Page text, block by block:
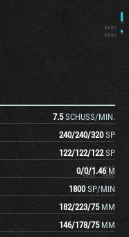
7.5 SCHUSS/MIN.
240/240/320 SP
122/122/122 SP
0/0/1.46 M
1800 SP/MIN
182/223/75 MM
146/178/75 MM